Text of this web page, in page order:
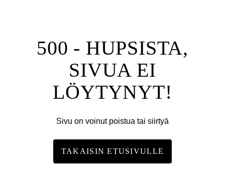
500 - HUPSISTA,
SIVUA EI
LÖYTYNYT!
Sivu on voinut poistua tai siirtyä
TAKAISIN ETUSIVULLE